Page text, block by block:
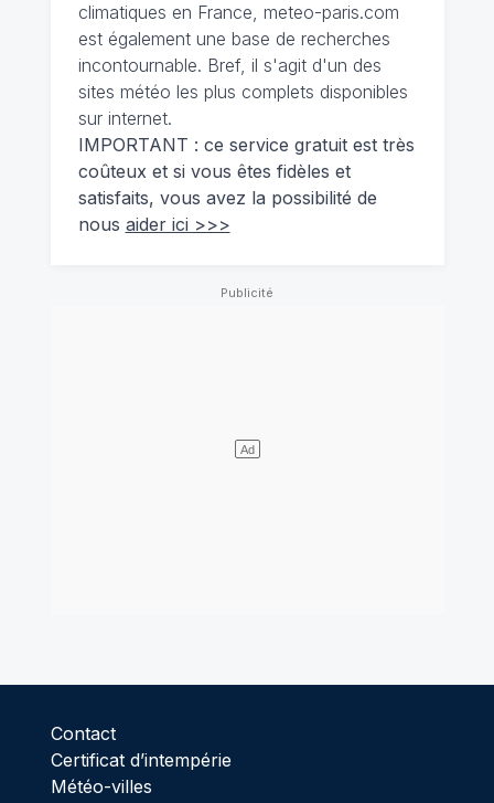
climatiques en France, meteo-paris.com
est également une base de recherches
incontournable. Bref, il s'agit d'un des
sites météo les plus complets disponibles
sur internet.
IMPORTANT : ce service gratuit est très
coûteux et si vous êtes fidèles et
satisfaits, vous avez la possibilité de
nous aider ici >>>
Contact
Certificat d’intempérie
Météo-villes